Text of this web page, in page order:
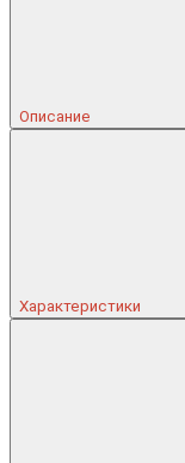
Описание
Характеристики